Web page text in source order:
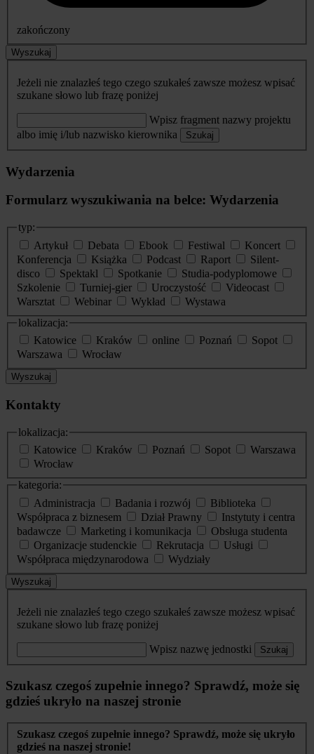
zakończony
Wyszukaj
Jeżeli nie znalazłeś tego czego szukałeś zawsze możesz wpisać
szukane słowo lub frazę poniżej
Wpisz fragment nazwy projektu
albo imię i/lub nazwisko kierownika
Szukaj
Wydarzenia
Formularz wyszukiwania na belce: Wydarzenia
typ:
Artykuł
Debata Ebook Festiwal
Koncert
Konferencja
Książka Podcast Raport
Silent-
disco
Spektakl Spotkanie
Studia-podyplomowe
Szkolenie
Turniej-gier Uroczystość
Videocast
Warsztat
Webinar Wykład
Wystawa
lokalizacja:
Katowice
Kraków online Poznań
Sopot
Warszawa
Wrocław
Wyszukaj
Kontakty
lokalizacja:
Katowice
Kraków Poznań Sopot
Warszawa
Wrocław
kategoria:
Administracja
Badania i rozwój
Biblioteka
Współpraca z biznesem
Dział Prawny
Instytuty i centra
badawcze
Marketing i komunikacja
Obsługa studenta
Organizacje studenckie
Rekrutacja
Usługi
Współpraca międzynarodowa
Wydziały
Wyszukaj
Jeżeli nie znalazłeś tego czego szukałeś zawsze możesz wpisać
szukane słowo lub frazę poniżej
Wpisz nazwę jednostki Szukaj
Szukasz czegoś zupełnie innego? Sprawdź, może się
gdzieś ukryło na naszej stronie
Szukasz czegoś zupełnie innego? Sprawdź, może się ukryło
gdzieś na naszej stronie!